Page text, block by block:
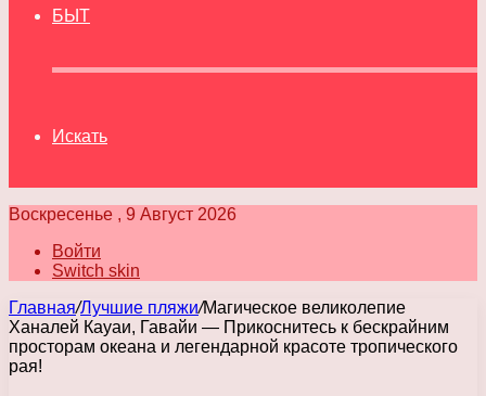
БЫТ
Искать
Воскресенье , 9 Август 2026
Войти
Switch skin
Главная/Лучшие пляжи/Магическое великолепие
Ханалей Кауаи, Гавайи — Прикоснитесь к бескрайним
просторам океана и легендарной красоте тропического
рая!